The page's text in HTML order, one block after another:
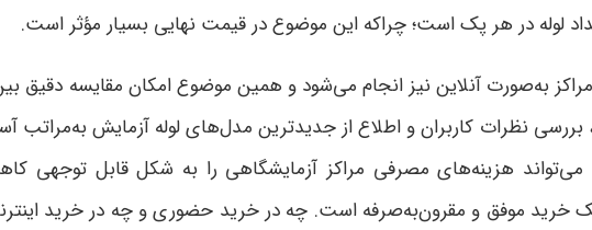
لوله در هر پک است؛ چراکه این موضوع در قیمت نهایی بسیار مؤثر است.
به‌صورت آنلاین نیز انجام می‌شود و همین موضوع امکان مقایسه دقیق
بررسی نظرات کاربران و اطلاع از جدیدترین مدل‌های لوله آزمایش
می‌تواند هزینه‌های مصرفی مراکز آزمایشگاهی را به شکل قابل توجهی
موفق و مقرون‌به‌صرفه است. چه در خرید حضوری و چه در خرید